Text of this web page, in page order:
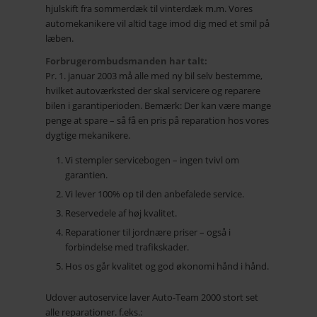
hjulskift fra sommerdæk til vinterdæk m.m. Vores
automekanikere vil altid tage imod dig med et smil på
læben.
Forbrugerombudsmanden har talt:
Pr. 1. januar 2003 må alle med ny bil selv bestemme,
hvilket autoværksted der skal servicere og reparere
bilen i garantiperioden. Bemærk: Der kan være mange
penge at spare – så få en pris på reparation hos vores
dygtige mekanikere.
Vi stempler servicebogen – ingen tvivl om
garantien.
Vi lever 100% op til den anbefalede service.
Reservedele af høj kvalitet.
Reparationer til jordnære priser – også i
forbindelse med trafikskader.
Hos os går kvalitet og god økonomi hånd i hånd.
Udover autoservice laver Auto-Team 2000 stort set
alle reparationer. f.eks.: